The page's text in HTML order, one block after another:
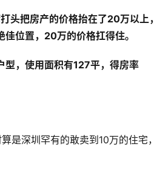
头把房产的价格抬在了20万以上
位置，20万的价格扛得住。
型，使用面积有127平，得房率
是深圳罕有的敢卖到10万的住宅，